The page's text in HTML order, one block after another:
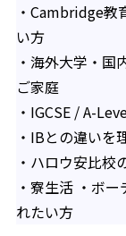
・Cambridge教
い方
・海外大学・国
ご家庭
・IGCSE / A-
・IBとの違いを
・ハロウ安比校
・寮生活 ・ボ
れたい方